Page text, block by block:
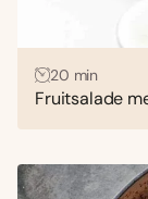
20 min
Fruitsalade